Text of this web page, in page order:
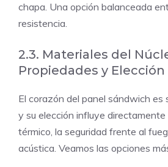
chapa. Una opción balanceada
resistencia.
2.3. Materiales del
Propiedades y
El corazón del panel sándwich es
y su elección influye
térmico, la seguridad frente al
acústica. Veamos las opciones